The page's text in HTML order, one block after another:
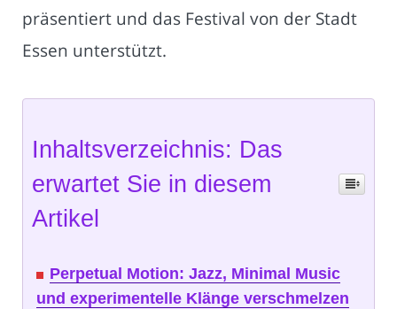
präsentiert und das Festival von der Stadt
Essen unterstützt.
Inhaltsverzeichnis: Das
erwartet Sie in diesem
Artikel
Perpetual Motion: Jazz, Minimal Music
und experimentelle Klänge verschmelzen